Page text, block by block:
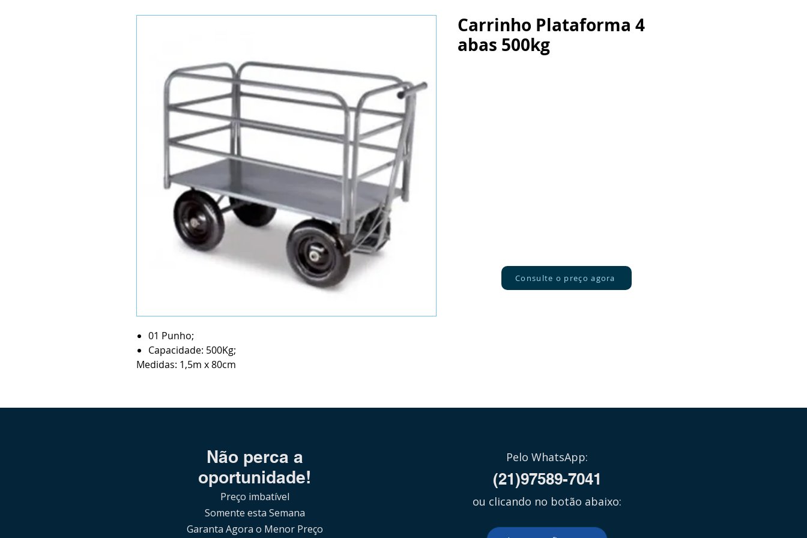
01 Punho;
Capacidade: 500Kg;
Medidas: 1,5m x 80cm
Carrinho Plataforma 4
abas 500kg
Consulte o preço agora
Não perca a
oportunidade!
Preço imbatível
Somente esta Semana
Garanta Agora o Menor Preço
Pelo WhatsApp:
(21)97589-7041
ou clicando no botão abaixo: